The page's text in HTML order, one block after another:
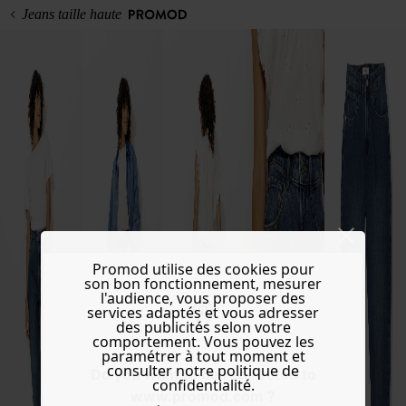
Do you want to be redirected to
www.promod.com ?
Jeans taille haute
Promod utilise des cookies pour
son bon fonctionnement, mesurer
l'audience, vous proposer des
services adaptés et vous adresser
des publicités selon votre
comportement. Vous pouvez les
paramétrer à tout moment et
consulter notre politique de
confidentialité.